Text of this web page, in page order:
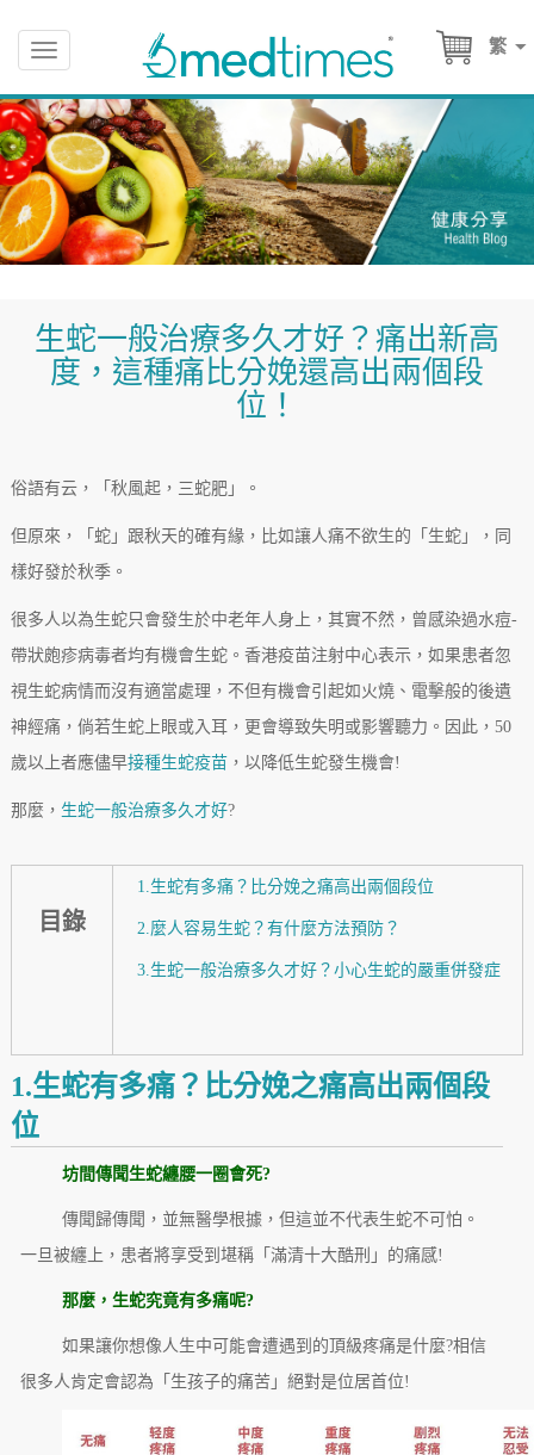
繁
Toggle
navigation
生蛇一般治療多久才好？痛出新高
度，這種痛比分娩還高出兩個段
位！
俗語有云，「秋風起，三蛇肥」。
但原來，「蛇」跟秋天的確有緣，比如讓人痛不欲生的「生蛇」，同
樣好發於秋季。
很多人以為生蛇只會發生於中老年人身上，其實不然，曾感染過水痘-
帶狀皰疹病毒者均有機會生蛇。香港疫苗注射中心表示，如果患者忽
視生蛇病情而沒有適當處理，不但有機會引起如火燒、電擊般的後遺
神經痛，倘若生蛇上眼或入耳，更會導致失明或影響聽力。因此，50
歲以上者應儘早接種生蛇疫苗，以降低生蛇發生機會!
那麼， 生蛇一般治療多久才好?
目錄
1.生蛇有多痛？比分娩之痛高出兩個段位
2.麼人容易生蛇？有什麼方法預防？
3.生蛇一般治療多久才好？小心生蛇的嚴重併發症
1.生蛇有多痛？比分娩之痛高出兩個段
位
坊間傳聞生蛇纏腰一圈會死?
傳聞歸傳聞，並無醫學根據，但這並不代表生蛇不可怕。
一旦被纏上，患者將享受到堪稱「滿清十大酷刑」的痛感!
那麼，生蛇究竟有多痛呢?
如果讓你想像人生中可能會遭遇到的頂級疼痛是什麼?相信
很多人肯定會認為「生孩子的痛苦」絕對是位居首位!